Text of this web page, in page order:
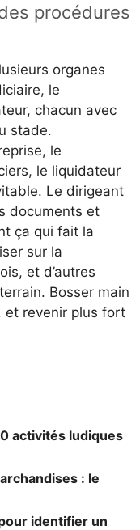
procédures
organes
le
chacun avec
stade.
le
le liquidateur
Le dirigeant
documents et
ça qui fait la
sur la
et d’autres
Bosser main
et revenir plus fort
activités ludiques
: le
identifier un